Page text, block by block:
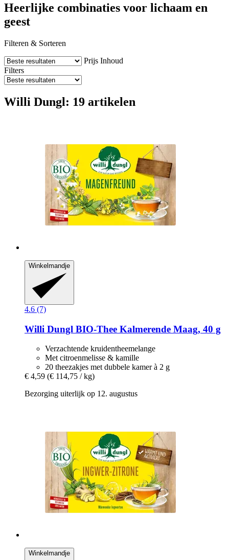
Heerlijke combinaties voor lichaam en
geest
Filteren & Sorteren
Prijs Inhoud
Filters
Willi Dungl: 19 artikelen
Winkelmandje
4.6 (7)
Willi Dungl BIO-​Thee Kalmerende Maag, 40 g
Verzachtende kruidentheemelange
Met citroenmelisse & kamille
20 theezakjes met dubbele kamer à 2 g
€ 4,59 (€ 114,75 / kg)
Bezorging uiterlijk op 12. augustus
Winkelmandje